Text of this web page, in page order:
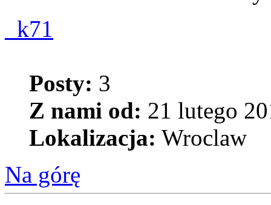
_k71
Posty: 3
Z nami od: 21 lutego
Lokalizacja: Wroclaw
Na górę